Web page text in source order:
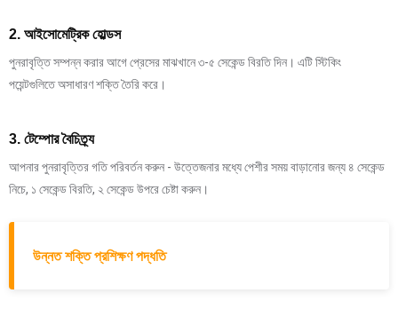
2. আইসোমেট্রিক হোল্ডস
পুনরাবৃত্তি সম্পন্ন করার আগে প্রেসের মাঝখানে ৩-৫ সেকেন্ড বিরতি দিন। এটি স্টিকিং
পয়েন্টগুলিতে অসাধারণ শক্তি তৈরি করে।
3. টেম্পোর বৈচিত্র্য
আপনার পুনরাবৃত্তির গতি পরিবর্তন করুন - উত্তেজনার মধ্যে পেশীর সময় বাড়ানোর জন্য ৪ সেকেন্ড
নিচে, ১ সেকেন্ড বিরতি, ২ সেকেন্ড উপরে চেষ্টা করুন।
উন্নত শক্তি প্রশিক্ষণ পদ্ধতি